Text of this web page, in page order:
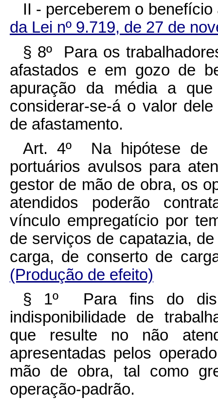
II - perceberem o
da Lei nº 9.719, de 27 de
§ 8º Para os
afastados e em gozo de
apuração da média a
considerar-se-á o valor
de afastamento.
Art. 4º Na hipótese de
portuários avulsos para
gestor de mão de obra, os
atendidos poderão
vínculo empregatício por
de serviços de capatazia,
carga, de conserto de
(Produção de efeito)
§ 1º Para fins do
indisponibilidade de
que resulte no não
apresentadas pelos
mão de obra, tal como
operação-padrão.